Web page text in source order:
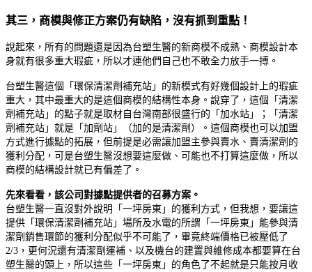
其三，商模與修正方案仍有缺陷，沒有抓到重點 ！
說起來，所有的問題還是因為台塑生醫的新商模不成熟、商模設計本
身就有很多重大瑕疵，所以才連他們自己也不敢全力放手一搏。
台塑生醫這個「環保清潔劑補充站」的新模式有好幾個設計上的瑕疵
重大，其中最重大的是這個商模的結構性本身。說穿了，這個「清潔
劑補充站」的點子就是取材自台灣南部很盛行的「加水站」；「清潔
劑補充站」就是「加劑站」（加的是清潔劑）。這個商模也可以加盟
方式進行據點的拓展，但前提是必需讓加盟主參與賣水、賣清潔劑的
獲利分配，可是台塑生醫沒想要這麼做、可能也不打算這麼做，所以
商模的結構設計就已有偏差了。
先來看看，該公司對據點提供者的召募方案。
台塑生醫一直沒對外說明「一坪房東」的獲利方式，但我想，要讓這
提供「環保清潔劑補充站」場所及水電的所謂「一坪房東」能參與清
潔劑銷售環節的獲利分配似乎不可能了，畢竟終端價格已被壓低了
2/3，更何況還有清潔劑運補、以及機台的建置與維修成本都要算在台
塑生醫的頭上，所以這些「一坪房東」的角色了不起就是只能按月收